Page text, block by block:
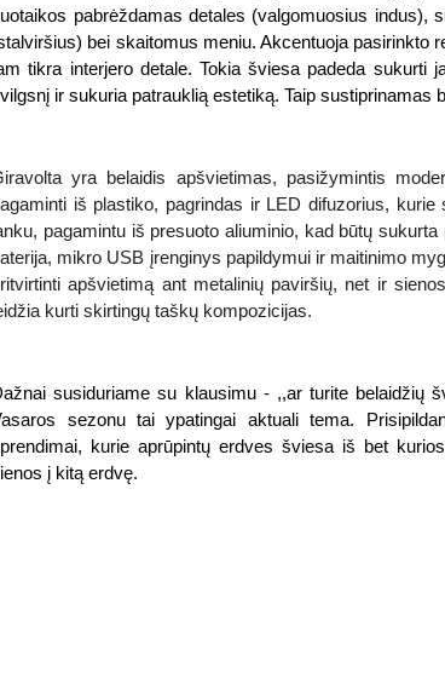
pabrėždamas detales (valgomuosius
bei skaitomus meniu. Akcentuoja pasirinkto
tikra interjero detale. Tokia šviesa padeda sukurti
ir sukuria patrauklią estetiką. Taip sustiprinamas
yra belaidis apšvietimas, pasižymintis
iš plastiko, pagrindas ir LED difuzorius,
pagamintu iš presuoto aliuminio, kad būtų
mikro USB įrenginys papildymui ir maitinimo
apšvietimą ant metalinių paviršių, net ir
kurti skirtingų taškų kompozicijas.
susiduriame su klausimu - ,,ar turite belaidžių
sezonu tai ypatingai aktuali tema.
kurie aprūpintų erdves šviesa iš bet
į kitą erdvę.